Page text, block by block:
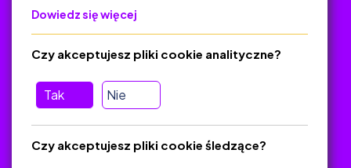
Polityka Prywatności
O platformie
Baza materiałów dydaktycznych
Jak zostać autorem
Dowiedz się więcej
Tak Nie
Czy akceptujesz pliki cookie analityczne?
Czy akceptujesz pliki cookie śledzące?